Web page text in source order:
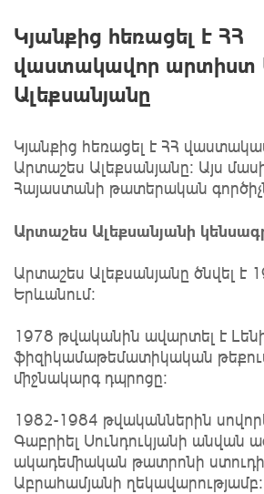
Կյանքից հեռացել է ՀՀ
վաստակավոր արտիստ
Ալեքսանյանը
Կյանքից հեռացել է ՀՀ
Արտաշես Ալեքսանյանը։ Այս
Հայաստանի թատերական
Արտաշես Ալեքսանյանի
Արտաշես Ալեքսանյանը ծնվել է
Երևանում։
1978 թվականին ավարտել է
ֆիզիկամաթեմատիկական
միջնակարգ դպրոցը։
1982-1984 թվականներին
Գաբրիել Սունդուկյանի անվան
ակադեմիական թատրոնի
Աբրահամյանի ղեկավարությամբ։